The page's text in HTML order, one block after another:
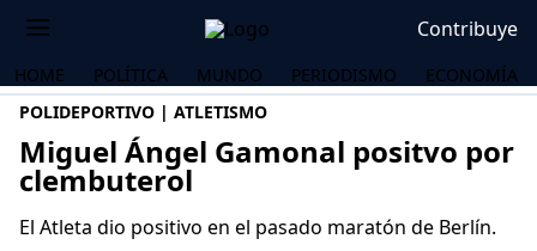
Contribuye
HOME POLÍTICA MUNDO PERIODISMO
ECONOMÍA
POLIDEPORTIVO | ATLETISMO
Miguel Ángel Gamonal positvo por
clembuterol
El Atleta dio positivo en el pasado maratón de Berlín.